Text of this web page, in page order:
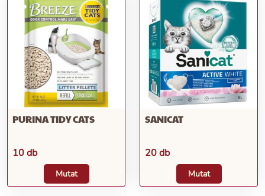
PURINA TIDY CATS
10 db
Mutat
SANICAT
20 db
Mutat